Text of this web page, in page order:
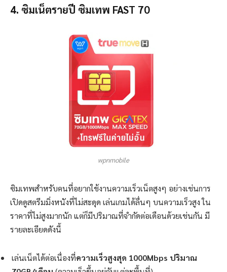
4. ซิมเน็ตรายปี ซิมเทพ FAST 70
wpnmobile
ซิมเทพสำหรับคนที่อยากใช้งานความเร็วเน็ตสูงๆ อย่างเช่นการ
เปิดดูสตรีมมิ่งหนังที่ไม่สะดุด เล่นเกมได้ลื่นๆ บนความเร็วสูง ใน
ราคาที่ไม่สูงมากนัก แต่ก็มีปริมาณที่จำกัดต่อเดือนด้วยเช่นกัน มี
รายละเอียดดังนี้
เล่นเน็ตได้ต่อเนื่องที่ความเร็วสูงสุด 1000Mbps ปริมาณ